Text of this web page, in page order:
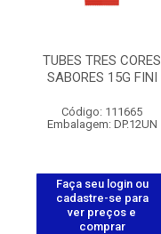
TUBES TRES CORES
SABORES 15G FINI
Código: 111665
Embalagem: DP.12UN
Faça seu login ou
cadastre-se para
ver preços e
comprar